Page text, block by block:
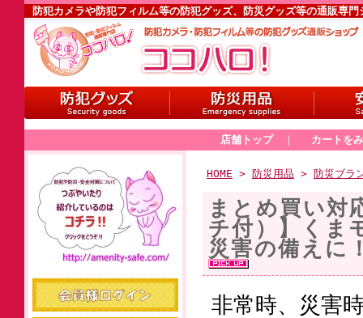
防犯カメラや防犯フィルム等の防犯グッズ、防災グッズ等の通販専
店舗トップ ｜ カートを
HOME > 防災用品 > 防災ブラ
まとめ買い対
チ付）】く
災害の備え
非常時、災害